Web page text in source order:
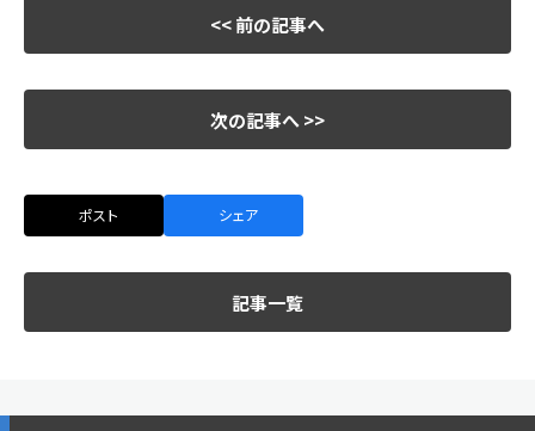
<< 前の記事へ
次の記事へ >>
ポスト シェア
記事一覧